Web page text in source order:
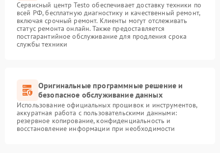
Сервисный центр Testo обеспечивает доставку техники по
всей РФ, бесплатную диагностику и качественный ремонт,
включая срочный ремонт. Клиенты могут отслеживать
статус ремонта онлайн. Также предоставляется
постгарантийное обслуживание для продления срока
службы техники
Оригинальные программные решение и
безопасное обслуживание данных
Использование официальных прошивок и инструментов,
аккуратная работа с пользовательскими данными:
резервное копирование, конфиденциальность и
восстановление информации при необходимости